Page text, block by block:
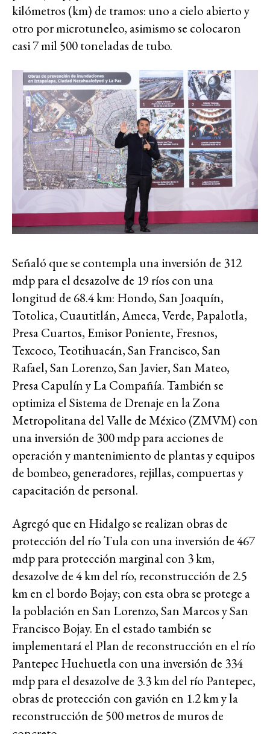
kilómetros (km) de tramos: uno a cielo abierto y
otro por microtuneleo, asimismo se colocaron
casi 7 mil 500 toneladas de tubo.
Señaló que se contempla una inversión de 312
mdp para el desazolve de 19 ríos con una
longitud de 68.4 km: Hondo, San Joaquín,
Totolica, Cuautitlán, Ameca, Verde, Papalotla,
Presa Cuartos, Emisor Poniente, Fresnos,
Texcoco, Teotihuacán, San Francisco, San
Rafael, San Lorenzo, San Javier, San Mateo,
Presa Capulín y La Compañía. También se
optimiza el Sistema de Drenaje en la Zona
Metropolitana del Valle de México (ZMVM) con
una inversión de 300 mdp para acciones de
operación y mantenimiento de plantas y equipos
de bombeo, generadores, rejillas, compuertas y
capacitación de personal.
Agregó que en Hidalgo se realizan obras de
protección del río Tula con una inversión de 467
mdp para protección marginal con 3 km,
desazolve de 4 km del río, reconstrucción de 2.5
km en el bordo Bojay; con esta obra se protege a
la población en San Lorenzo, San Marcos y San
Francisco Bojay. En el estado también se
implementará el Plan de reconstrucción en el río
Pantepec Huehuetla con una inversión de 334
mdp para el desazolve de 3.3 km del río Pantepec,
obras de protección con gavión en 1.2 km y la
reconstrucción de 500 metros de muros de